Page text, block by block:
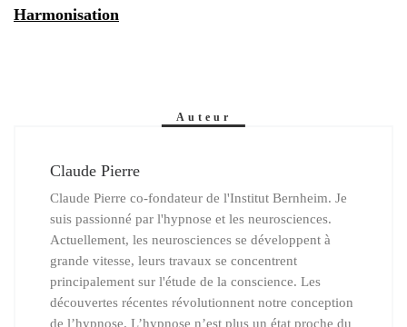
Harmonisation
Auteur
Claude Pierre
Claude Pierre co-fondateur de l'Institut Bernheim. Je
suis passionné par l'hypnose et les neurosciences.
Actuellement, les neurosciences se développent à
grande vitesse, leurs travaux se concentrent
principalement sur l'étude de la conscience. Les
découvertes récentes révolutionnent notre conception
de l’hypnose. L’hypnose n’est plus un état proche du